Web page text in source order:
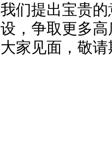
我们提出宝贵
设，争取更多
大家见面，敬